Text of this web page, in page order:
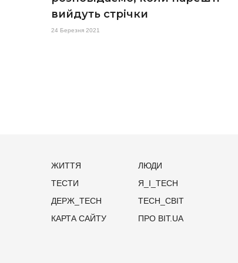
вийдуть стрічки
24 Березня 2021
ЖИТТЯ
ЛЮДИ
ТЕСТИ
Я_І_TECH
ДЕРЖ_TECH
TECH_СВІТ
КАРТА САЙТУ
ПРО BIT.UA